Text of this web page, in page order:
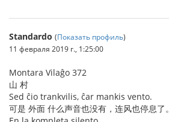
Standardo (Показать профиль)
11 февраля 2019 г., 1:25:00
Montara Vilaĝo 372
山 村
Sed ĉio trankvilis, ĉar mankis vento.
可是 外面 什么声音也没有，连风也停息了。